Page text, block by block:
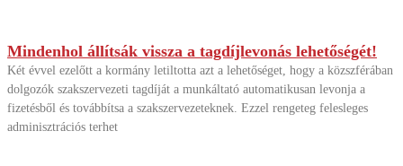
Mindenhol állítsák vissza a tagdíjlevonás lehetőségét!
Két évvel ezelőtt a kormány letiltotta azt a lehetőséget, hogy a közszférában
dolgozók szakszervezeti tagdíját a munkáltató automatikusan levonja a
fizetésből és továbbítsa a szakszervezeteknek. Ezzel rengeteg felesleges
adminisztrációs terhet